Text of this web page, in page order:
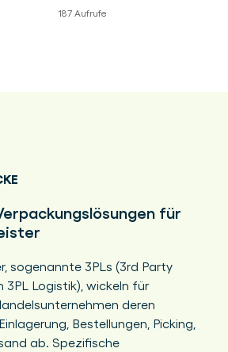
187 Aufrufe
für
sogenannte 3PLs (3rd Party
3PL Logistik), wickeln für
deren
Bestellungen, Picking,
ab. Spezifische